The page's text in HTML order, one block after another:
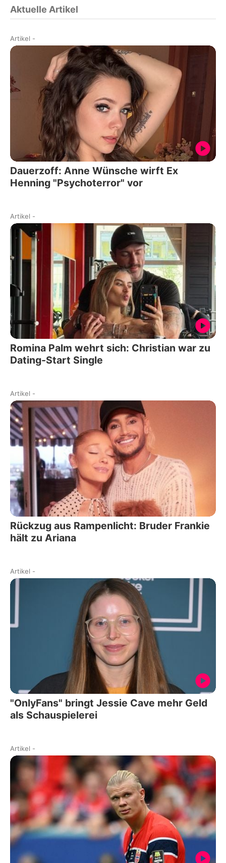
Aktuelle Artikel
Artikel -
Dauerzoff: Anne Wünsche wirft Ex
Henning "Psychoterror" vor
Artikel -
Romina Palm wehrt sich: Christian war zu
Dating-Start Single
Artikel -
Rückzug aus Rampenlicht: Bruder Frankie
hält zu Ariana
Artikel -
"OnlyFans" bringt Jessie Cave mehr Geld
als Schauspielerei
Artikel -